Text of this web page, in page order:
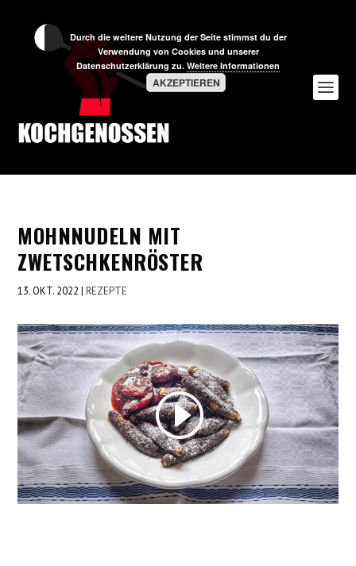
MOHNNUDELN MIT
ZWETSCHKENRÖSTER
13. OKT. 2022 |REZEPTE
Durch die weitere Nutzung der Seite stimmst du der
Verwendung von Cookies und unserer
Datenschutzerklärung zu. Weitere Informationen
AKZEPTIEREN